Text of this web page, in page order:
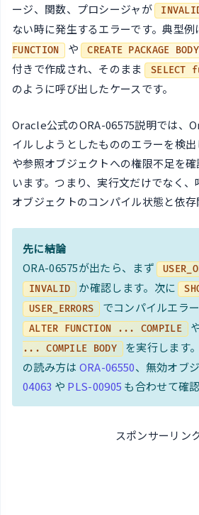
ージ、関数、プロシージャが
ない時に発生するエラーです。典型例
FUNCTION
や CREATE PACKAGE BODY
付きで作成され、そのまま
のように呼び出したケースです。
Oracle公式のORA-06575説明では、
イルしようとしたもののエラーを検
や参照オブジェクトへの権限不足を
います。つまり、実行文だけでなく
オブジェクトのコンパイル状態と依存
先に結論
ORA-06575が出たら、まず
INVALID か確認します。次に
USER_ERRORS でコンパイルエラ
ALTER FUNCTION ... COMPILE
... COMPILE BODY を実行します
の読み方は ORA-06550、無効オブ
04063 や PLS-00905 も合わせて確認
スポンサーリン